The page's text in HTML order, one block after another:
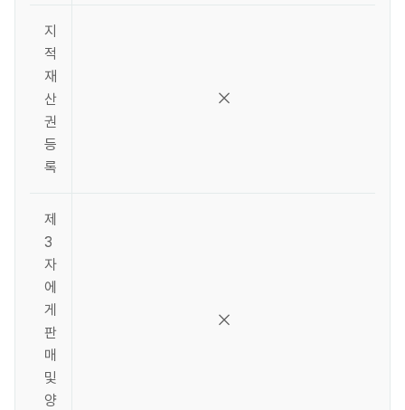
지
적
재
산
권
등
록
제
3
자
에
게
판
매
및
양